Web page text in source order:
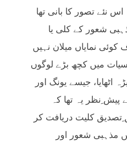
نئے تصور کا بانی تھا
شعور کے کلی یا
نمایاں میلان نہیں
میں کچھ بڑے لوگوں
اٹھایا، جیسے یونگ اور
پیش ِنظر یہ تھا کہ
ِتصدیق کلیت دریافت کر
مذہبی شعور اور